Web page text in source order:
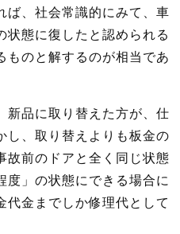
ば、社会常識的にみて、車
状態に復したと認められる
ものと解するのが相当であ
新品に取り替えた方が、仕
し、取り替えよりも板金の
故前のドアと全く同じ状態
度」の状態にできる場合に
代金までしか修理代として